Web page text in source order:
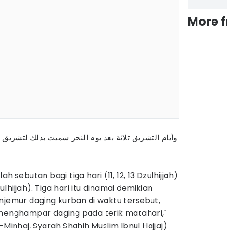
وأيام التشريق ثلاثة بعد يوم النحر سميت بذلك
sebutan bagi tiga hari (11, 12, 13 Dzulhijjah)
Tiga hari itu dinamai demikian
daging kurban di waktu tersebut,
daging pada terik matahari,"
Syarah Shahih Muslim Ibnul Hajjaj)
More